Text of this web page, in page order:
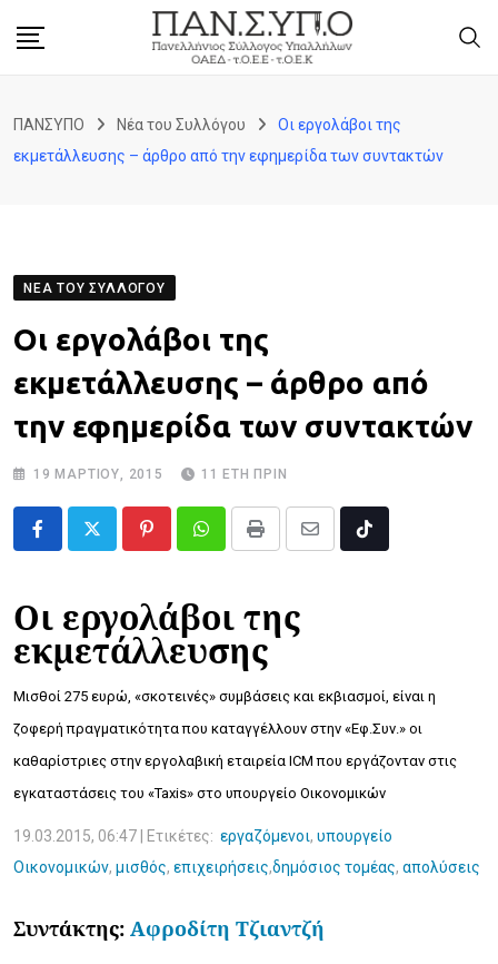
ΠΑΝΣΥΠΟ Νέα του Συλλόγου
Οι εργολάβοι της
εκμετάλλευσης – άρθρο από την εφημερίδα των συντακτών
ΝΈΑ ΤΟΥ ΣΥΛΛΌΓΟΥ
Οι εργολάβοι της
εκμετάλλευσης – άρθρο από
την εφημερίδα των συντακτών
19 ΜΑΡΤΊΟΥ, 2015 11 ΈΤΗ ΠΡΙΝ
PinterestWhatsappPrint
Share
Tiktok
Οι εργολάβοι της
εκμετάλλευσης
katharistries.jpg
Μισθοί 275 ευρώ, «σκοτεινές» συμβάσεις και εκβιασμοί, είναι η
ζοφερή πραγματικότητα που καταγγέλλουν στην «Εφ.Συν.» οι
καθαρίστριες στην εργολαβική εταιρεία ICM που εργάζονταν στις
εγκαταστάσεις του «Taxis» στο υπουργείο Οικονομικών
19.03.2015, 06:47 | Ετικέτες: εργαζόμενοι, υπουργείο
Οικονομικών, μισθός, επιχειρήσεις,δημόσιος τομέας, απολύσεις
Συντάκτης: Αφροδίτη Τζιαντζή